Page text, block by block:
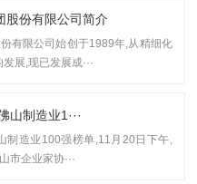
股份有限公司简介
有限公司始创于1989年,从精细化
展,现已发展成···
山制造业1···
制造业100强榜单,11月20日下午,
市企业家协···